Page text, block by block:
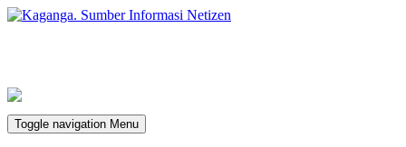
Toggle navigation Menu